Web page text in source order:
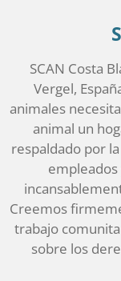
SCAN Costa
Vergel,
animales
animal un
respaldado por
Creemos
trabajo
sobre los